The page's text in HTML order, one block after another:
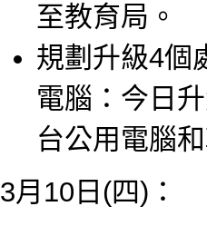
至教育局。
規劃升級4個
電腦：今日
台公用電腦
3月10日(四)：